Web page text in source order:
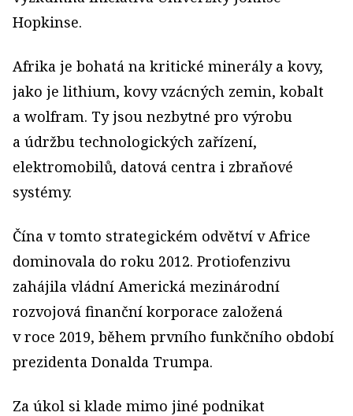
Hopkinse.
Afrika je bohatá na kritické minerály a kovy,
jako je lithium, kovy vzácných zemin, kobalt
a wolfram. Ty jsou nezbytné pro výrobu
a údržbu technologických zařízení,
elektromobilů, datová centra i zbraňové
systémy.
Čína v tomto strategickém odvětví v Africe
dominovala do roku 2012. Protiofenzivu
zahájila vládní Americká mezinárodní
rozvojová finanční korporace založená
v roce 2019, během prvního funkčního období
prezidenta Donalda Trumpa.
Za úkol si klade mimo jiné podnikat